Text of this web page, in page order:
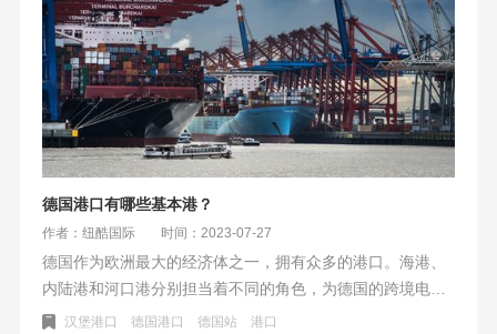
德国港口有哪些基本港？
作者：纽酷国际 时间：2023-07-27
德国作为欧洲最大的经济体之一，拥有众多的港口。海港、
内陆港和河口港分别担当着不同的角色，为德国的跨境电商
和贸易提供了便利和支持。在这些港口设立仓库，能够实现
汉堡港口 德国港口 德国站 港口